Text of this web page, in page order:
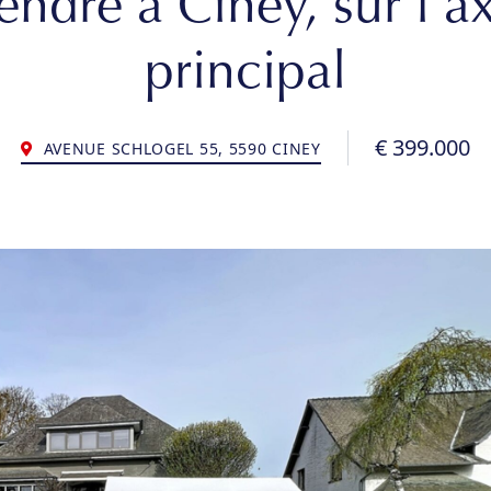
principal
AVENUE SCHLOGEL 55, 5590 CINEY € 399.000